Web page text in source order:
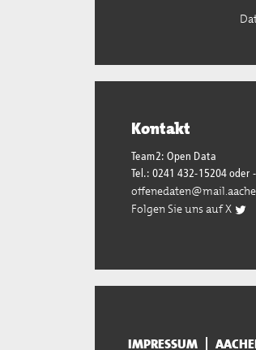
Kontakt
Team2: Open Data
Tel.: 0241 432-15204 oder
Folgen Sie uns auf X
IMPRESSUM